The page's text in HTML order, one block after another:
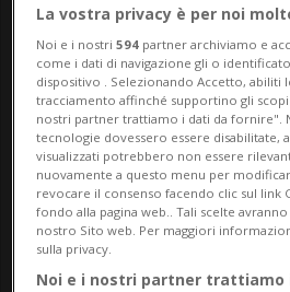
BIASCA
«Così stiamo
morte del nostro
La vostra privacy è per noi
Noi e i nostri594 partner archiviamo e
come i dati di navigazione gli o
dispositivo . Selezionando Accetto, abiliti
tracciamento affinché supportino gli
nostri partner trattiamo i dati da fornire".
tecnologie dovessero essere disabilitate,
visualizzati potrebbero non essere
nuovamente a questo menu per
revocare il consenso facendo clic sul link
fondo alla pagina web.. Tali scelte
nostro Sito web. Per maggiori
sulla privacy.
Noi e i nostri partner trattiamo